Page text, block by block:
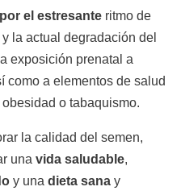
el estresante ritmo de
la actual degradación del
exposición prenatal a
como a elementos de salud
o tabaquismo.
la calidad del semen,
una vida saludable,
y una dieta sana y